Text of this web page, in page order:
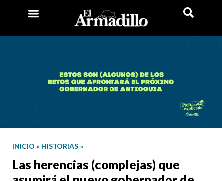
INICIO » HISTORIAS »
Las herencias (complejas) que